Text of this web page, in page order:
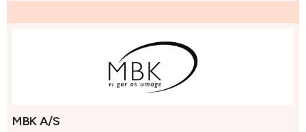
MBK A/S